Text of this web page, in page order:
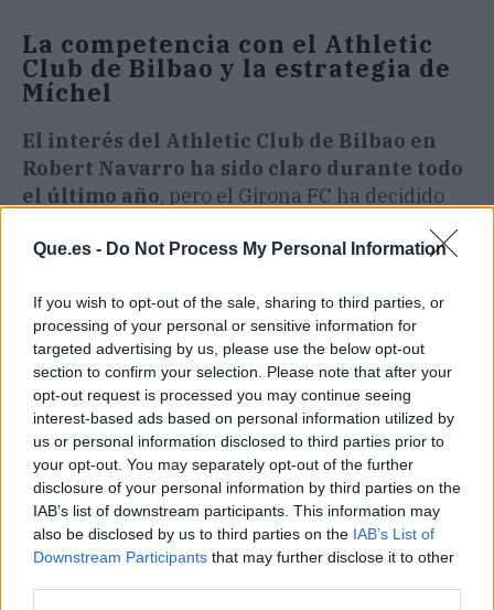
Que.es - Do Not Process My Personal Information
If you wish to opt-out of the sale, sharing to third parties, or
processing of your personal or sensitive information for
targeted advertising by us, please use the below opt-out
section to confirm your selection. Please note that after your
opt-out request is processed you may continue seeing
interest-based ads based on personal information utilized by
us or personal information disclosed to third parties prior to
your opt-out. You may separately opt-out of the further
disclosure of your personal information by third parties on the
IAB’s list of downstream participants. This information may
also be disclosed by us to third parties on the IAB’s List of
Downstream Participants that may further disclose it to other
La competencia con el Athletic
Club de Bilbao y la estrategia de
Míchel
El interés del Athletic Club de Bilbao en
Robert Navarro ha sido claro durante todo
el último año, pero el Girona FC ha decidido
acelerar las negociaciones para adelantarse al
conjunto vasco. El club de Míchel sabe que el
pero confía en la posibilidad de convencer al
jugador y ofrecerle un proyecto deportivo
atractivo. La estrategia del Girona es ofrecerle a
Navarro la oportunidad de jugar unpapel
protagonistaen su equipo, algo que podríano
ser tan claro en el Athletic Club de Bilbao
que cuenta con una plantilla más consolidada.
Míchel ha destacado la capacidad delGirona FC
para competir en la parte alta de la tabla, y el
club catalán está demostrando ser un destino